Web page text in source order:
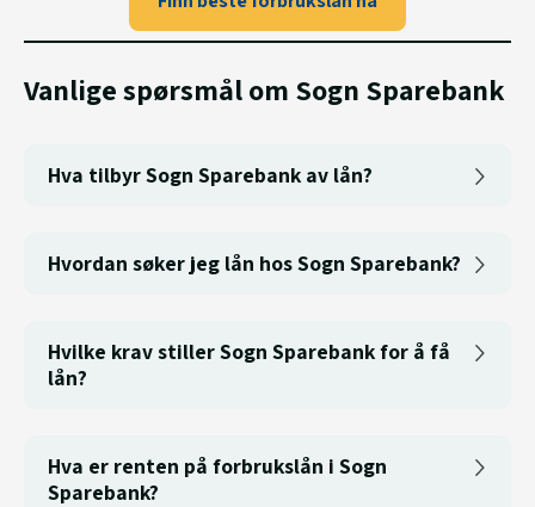
Vanlige spørsmål om Sogn Sparebank
Hva tilbyr Sogn Sparebank av lån?
Hvordan søker jeg lån hos Sogn Sparebank?
Hvilke krav stiller Sogn Sparebank for å få
lån?
Hva er renten på forbrukslån i Sogn
Sparebank?